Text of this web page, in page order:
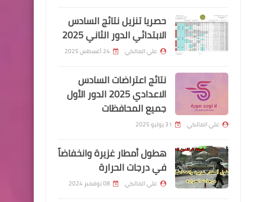
السلف والقروض
تعليمات سلف منتسبي هيئة
الحشد الشعبي
حصريا تنزيل نتائج السادس
الابتدائي الدور الثاني 2025
علي المالكي 24 أغسطس 2025
نتائج اعتراضات السادس
الاعدادي 2025 الدور الأول
جميع المحافظات
علي المالكي 31 يوليو 2025
هطول أمطار غزيرة وانخفاضاً
في درجات الحرارة
علي المالكي 08 نوفمبر 2024